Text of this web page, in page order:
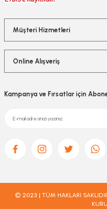
Müşteri Hizmetleri
Online Alışveriş
Kampanya ve Fırsatlar için
© 2023 | TÜM HAKLARI